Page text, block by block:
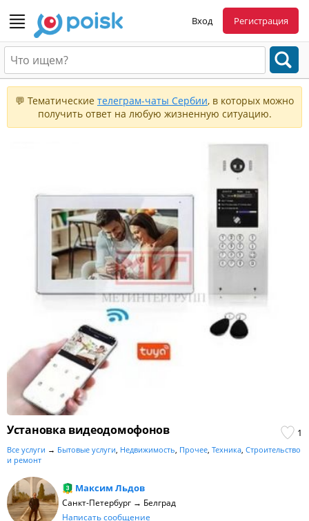
Вход Регистрация
💬 Тематические телеграм-чаты Сербии, в которых можно
получить ответ на любую жизненную ситуацию.
1
Установка видеодомофонов
Все услуги → Бытовые услуги Недвижимость Прочее Техника Строительство
и ремонт
Максим Льдов
Санкт-Петербург → Белград
Написать сообщение